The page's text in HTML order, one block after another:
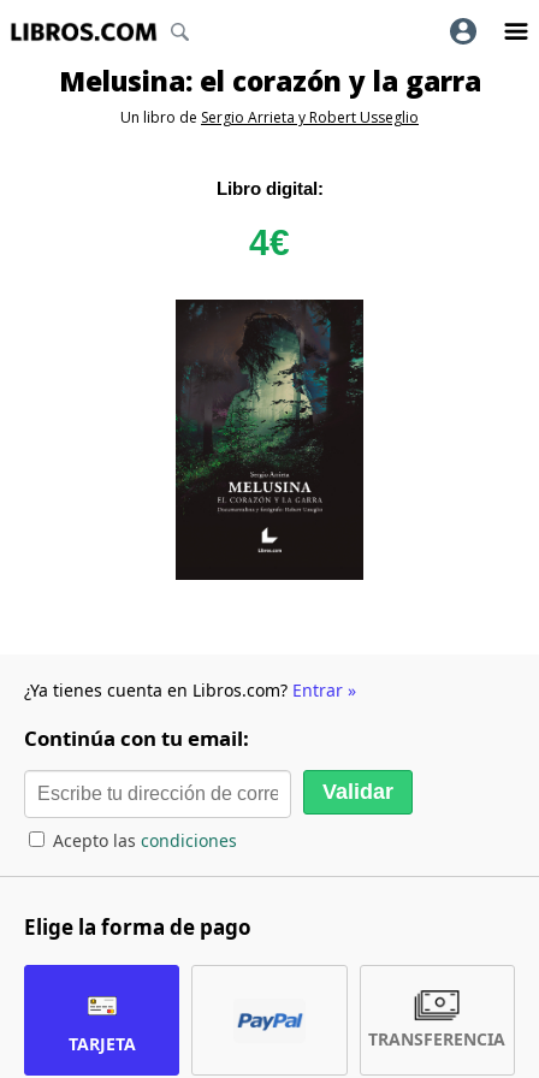
Melusina: el corazón y la garra
Un libro de Sergio Arrieta y Robert Usseglio
Libro digital:
4€
¿Ya tienes cuenta en Libros.com? Entrar »
Continúa con tu email:
Acepto las condiciones
Elige la forma de pago
TARJETA TRANSFERENCIA